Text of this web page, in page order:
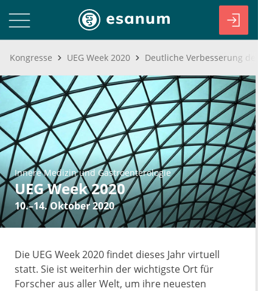
Kongresse UEG Week 2020
Innere Medizin und Gastroenterologie
UEG Week 2020
10.–14. Oktober 2020
Die UEG Week 2020 findet dieses Jahr virtuell
statt. Sie ist weiterhin der wichtigste Ort für
Forscher aus aller Welt, um ihre neuesten